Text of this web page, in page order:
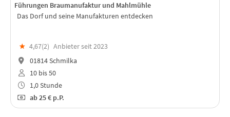
Führungen Braumanufaktur und Mahlmühle
Das Dorf und seine Manufakturen entdecken
★ 4,67(2) Anbieter seit 2023
01814 Schmilka
10 bis 50
1,0 Stunde
ab25 € p.P.